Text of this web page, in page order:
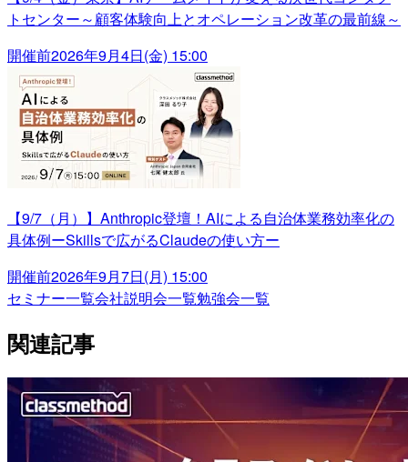
トセンター～顧客体験向上とオペレーション改革の最前線～
開催前2026年9月4日(金) 15:00
【9/7（月）】Anthropic登壇！AIによる自治体業務効率化の
具体例ーSkillsで広がるClaudeの使い方ー
開催前2026年9月7日(月) 15:00
セミナー一覧会社説明会一覧勉強会一覧
関連記事